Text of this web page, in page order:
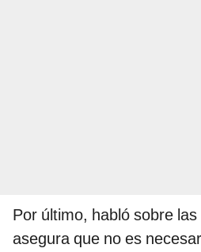
Por último, habló sobre
asegura que no es